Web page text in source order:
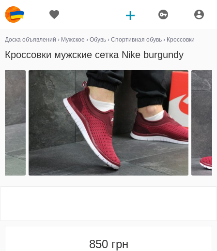
Доска объявлений › Мужское › Обувь › Спортивная обувь › Кроссовки
Кроссовки мужские сетка Nike burgundy
850 грн